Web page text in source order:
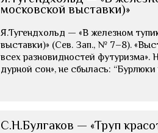
московской выставки)»
Я.Тугендхольд — «В железном
выставки)» (Сев. Зап., № 7–8).
всех разновидностей футуризма».
дурной сон», не сбылась:
С.Н.Булгаков — «Труп